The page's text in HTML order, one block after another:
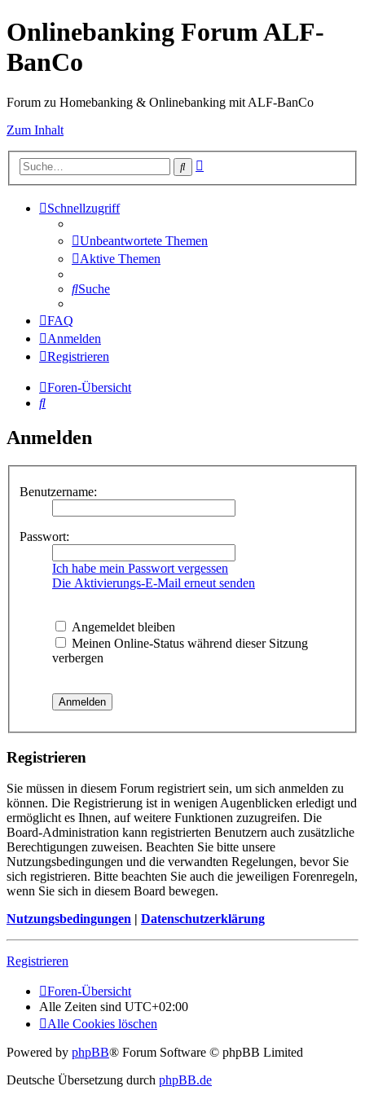
Onlinebanking Forum ALF-
BanCo
Forum zu Homebanking & Onlinebanking mit ALF-BanCo
Zum Inhalt
Suche
Schnellzugriff
Unbeantwortete Themen
Aktive Themen
Suche
FAQ
Anmelden
Registrieren
Foren-Übersicht
Suche
Anmelden
Benutzername:
Passwort:
Ich habe mein Passwort vergessen
Die Aktivierungs-E-Mail erneut senden
Angemeldet bleiben
Meinen Online-Status während dieser Sitzung
verbergen
Registrieren
Sie müssen in diesem Forum registriert sein, um sich anmelden zu
können. Die Registrierung ist in wenigen Augenblicken erledigt und
ermöglicht es Ihnen, auf weitere Funktionen zuzugreifen. Die
Board-Administration kann registrierten Benutzern auch zusätzliche
Berechtigungen zuweisen. Beachten Sie bitte unsere
Nutzungsbedingungen und die verwandten Regelungen, bevor Sie
sich registrieren. Bitte beachten Sie auch die jeweiligen Forenregeln,
wenn Sie sich in diesem Board bewegen.
Nutzungsbedingungen | Datenschutzerklärung
Registrieren
Foren-Übersicht
Alle Zeiten sind UTC+02:00
Alle Cookies löschen
Powered by phpBB® Forum Software © phpBB Limited
Deutsche Übersetzung durch phpBB.de